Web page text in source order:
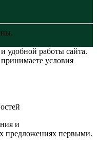
удобной работы сайта.
условия
и
предложениях первыми.